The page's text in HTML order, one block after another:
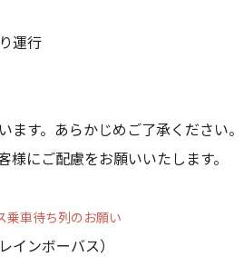
運行
す。あらかじめご了承ください。
にご配慮をお願いいたします。
車待ち列のお願い
ンボーバス）